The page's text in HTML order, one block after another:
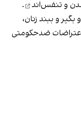
و تنفس‌اند
.
و ببند زنان،
ضدحکومتی